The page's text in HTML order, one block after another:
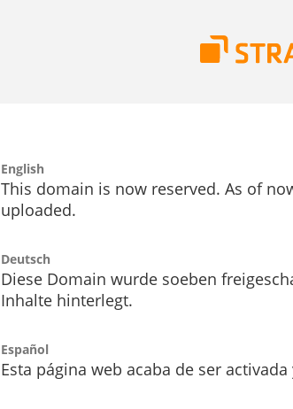
English
This domain is now reserved. As of
uploaded.
Deutsch
Diese Domain wurde soeben
Inhalte hinterlegt.
Español
Esta página web acaba de ser